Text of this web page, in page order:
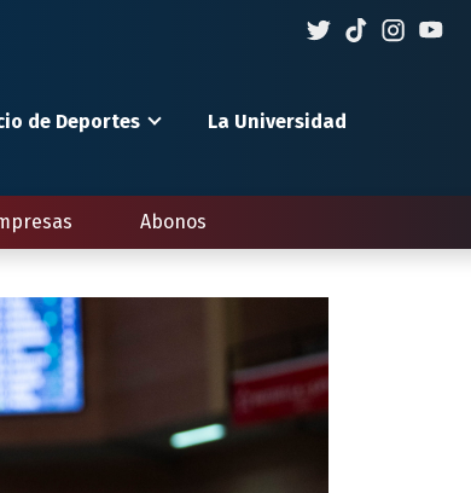
de Deportes La Universidad
Abonos